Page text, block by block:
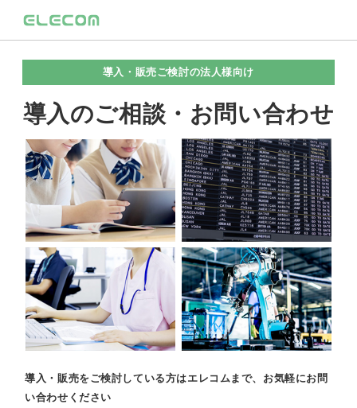
導入・販売ご検討の法人様向け
導入のご相談・お問い合わせ
導入・販売をご検討している方はエレコムまで、お気軽にお問
い合わせください